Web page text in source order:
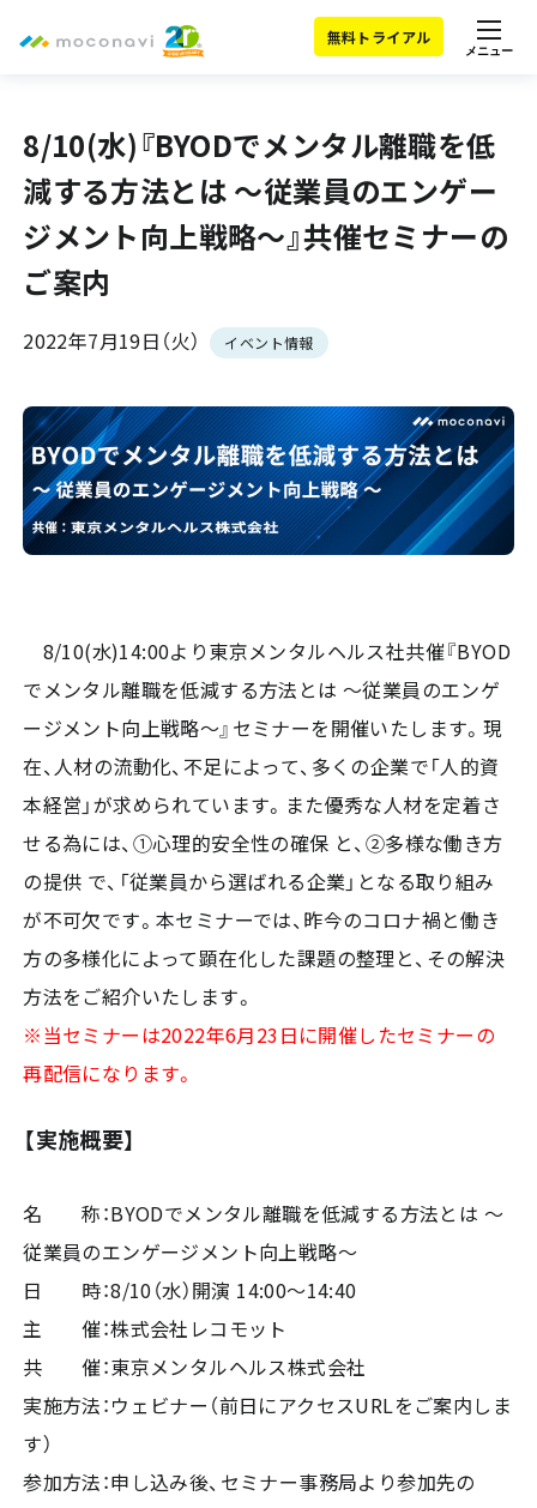
無料トライアル
メニュー
8/10(水)『BYODでメンタル離職を低
減する方法とは ～従業員のエンゲー
ジメント向上戦略～』共催セミナーの
ご案内
2022年7月19日（火） イベント情報
8/10(水)14:00より東京メンタルヘルス社共催『BYOD
でメンタル離職を低減する方法とは ～従業員のエンゲ
ージメント向上戦略～』セミナーを開催いたします。現
在、人材の流動化、不足によって、多くの企業で「人的資
本経営」が求められています。また優秀な人材を定着さ
せる為には、①心理的安全性の確保 と、②多様な働き方
の提供 で、「従業員から選ばれる企業」となる取り組み
が不可欠です。本セミナーでは、昨今のコロナ禍と働き
方の多様化によって顕在化した課題の整理と、その解決
方法をご紹介いたします。
※当セミナーは2022年6月23日に開催したセミナーの
再配信になります。
【実施概要】
名 称：BYODでメンタル離職を低減する方法とは ～
従業員のエンゲージメント向上戦略～
日 時：8/10（水）開演 14:00～14:40
主 催：株式会社レコモット
共 催：東京メンタルヘルス株式会社
実施方法：ウェビナー（前日にアクセスURLをご案内しま
す）
参加方法：申し込み後、セミナー事務局より参加先の